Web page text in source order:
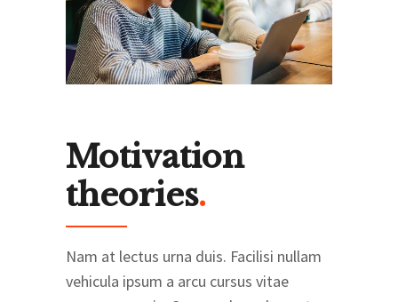
Motivation
theories.
Nam at lectus urna duis. Facilisi nullam
vehicula ipsum a arcu cursus vitae